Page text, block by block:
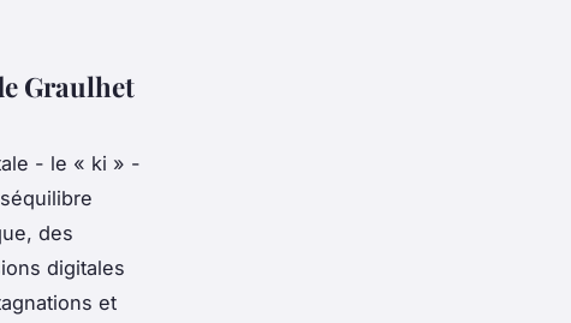
Graulhet
- le « ki » -
des
digitales
et